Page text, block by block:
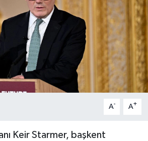
A- A+
Keir Starmer, başkent